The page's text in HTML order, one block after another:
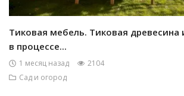
Тиковая мебель. Тиковая древесина
в процессе...
1 месяц назад
2104
Сад и огород